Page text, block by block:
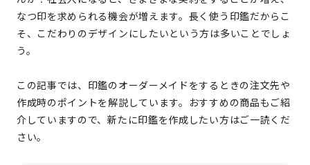
なつ印を求められる機会が増えます。長く使う印鑑だからこ
そ、こだわりのデザインにしたいという方は多いことでしょ
う。
この記事では、印鑑のオーダーメイドをするときの注文先や
作成時のポイントを解説しています。おすすめの商品もご紹
介していますので、新たに印鑑を作成したい方はご一読くだ
さい。